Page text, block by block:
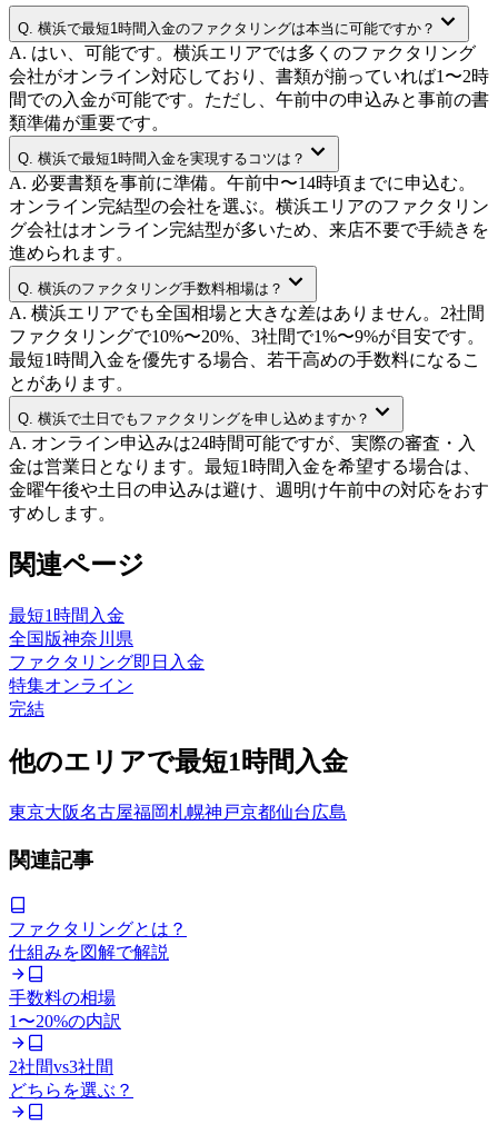
Q. 横浜で最短1時間入金のファクタリングは本当に可能ですか？
A. はい、可能です。横浜エリアでは多くのファクタリング
会社がオンライン対応しており、書類が揃っていれば1〜2時
間での入金が可能です。ただし、午前中の申込みと事前の書
類準備が重要です。
Q. 横浜で最短1時間入金を実現するコツは？
A. 必要書類を事前に準備。午前中〜14時頃までに申込む。
オンライン完結型の会社を選ぶ。横浜エリアのファクタリン
グ会社はオンライン完結型が多いため、来店不要で手続きを
進められます。
Q. 横浜のファクタリング手数料相場は？
A. 横浜エリアでも全国相場と大きな差はありません。2社間
ファクタリングで10%〜20%、3社間で1%〜9%が目安です。
最短1時間入金を優先する場合、若干高めの手数料になるこ
とがあります。
Q. 横浜で土日でもファクタリングを申し込めますか？
A. オンライン申込みは24時間可能ですが、実際の審査・入
金は営業日となります。最短1時間入金を希望する場合は、
金曜午後や土日の申込みは避け、週明け午前中の対応をおす
すめします。
関連ページ
最短1時間 入金
全国版神奈川県
ファクタリング即日入金
特集オンライン
完結
他のエリアで最短1時間入金
東京大阪名古屋福岡札幌神戸京都仙台 広島
関連記事
ファクタリングとは？
仕組みを図解で解説
手数料の相場
1〜20%の内訳
2社間vs3社間
どちらを選ぶ？